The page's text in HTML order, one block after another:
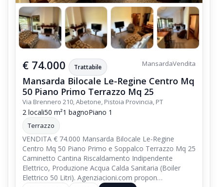
€ 74.000 Trattabile MansardaVendita
Mansarda Bilocale Le-Regine Centro Mq
50 Piano Primo Terrazzo Mq 25
Via Brennero 210, Abetone, Pistoia Provincia, PT
2 locali50 m²1 bagnoPiano 1
Terrazzo
VENDITA € 74.000 Mansarda Bilocale Le-Regine
Centro Mq 50 Piano Primo e Soppalco Terrazzo Mq 25
Caminetto Cantina Riscaldamento Indipendente
Elettrico, Produzione Acqua Calda Sanitaria (Boiler
Elettrico 50 Litri). Agenziacioni.com propon…